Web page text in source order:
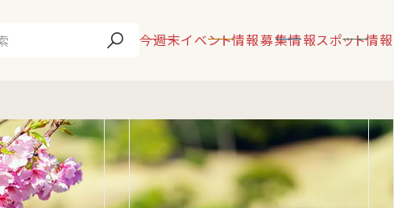
今週末イベント情報募集情報スポット情報